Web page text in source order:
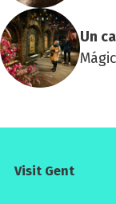
Un
Visit Gent